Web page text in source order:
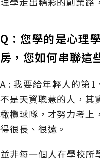
Q：您學的是心理
房，您如何串聯這
A : 我要給年輕人的第
不是天資聰慧的人，其
橄欖球隊，才努力考上
得很長、很遠。
並非每一個人在學校所